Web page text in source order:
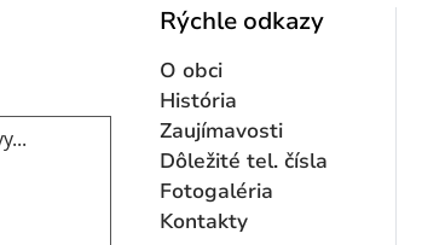
Text vašej správy...
Rýchle odkazy
O obci
História
Zaujímavosti
Dôležité tel. čísla
Fotogaléria
Kontakty